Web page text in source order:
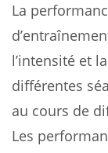
La
l’intensité et
différentes
au cours de
Les